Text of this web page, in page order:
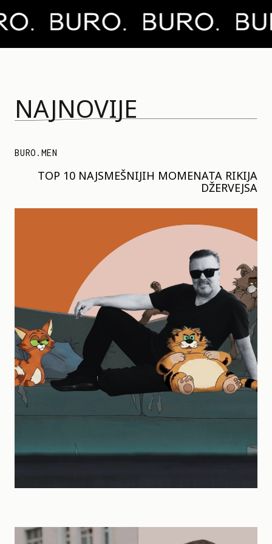
NAJNOVIJE
BURO.MEN
TOP 10 NAJSMEŠNIJIH MOMENATA RIKIJA
DŽERVEJSA